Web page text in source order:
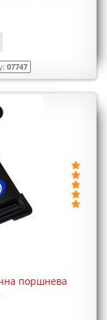
07747
поршнева